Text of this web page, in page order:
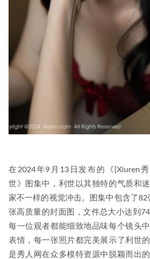
在2024年9月13日发布的《[Xiuren
世》图集中，利世以其独特的气质和
家不一样的视觉冲击。图集中包含了82
张高质量的封面图，文件总大小达到
每一位观者都能细致地品味每个镜头
表情，每一张照片都完美展示了利世
是秀人网在众多模特资源中脱颖而出